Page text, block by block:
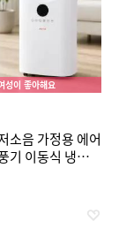
성이 좋아해요
소음 가정용 에어
기 이동식 냉방기